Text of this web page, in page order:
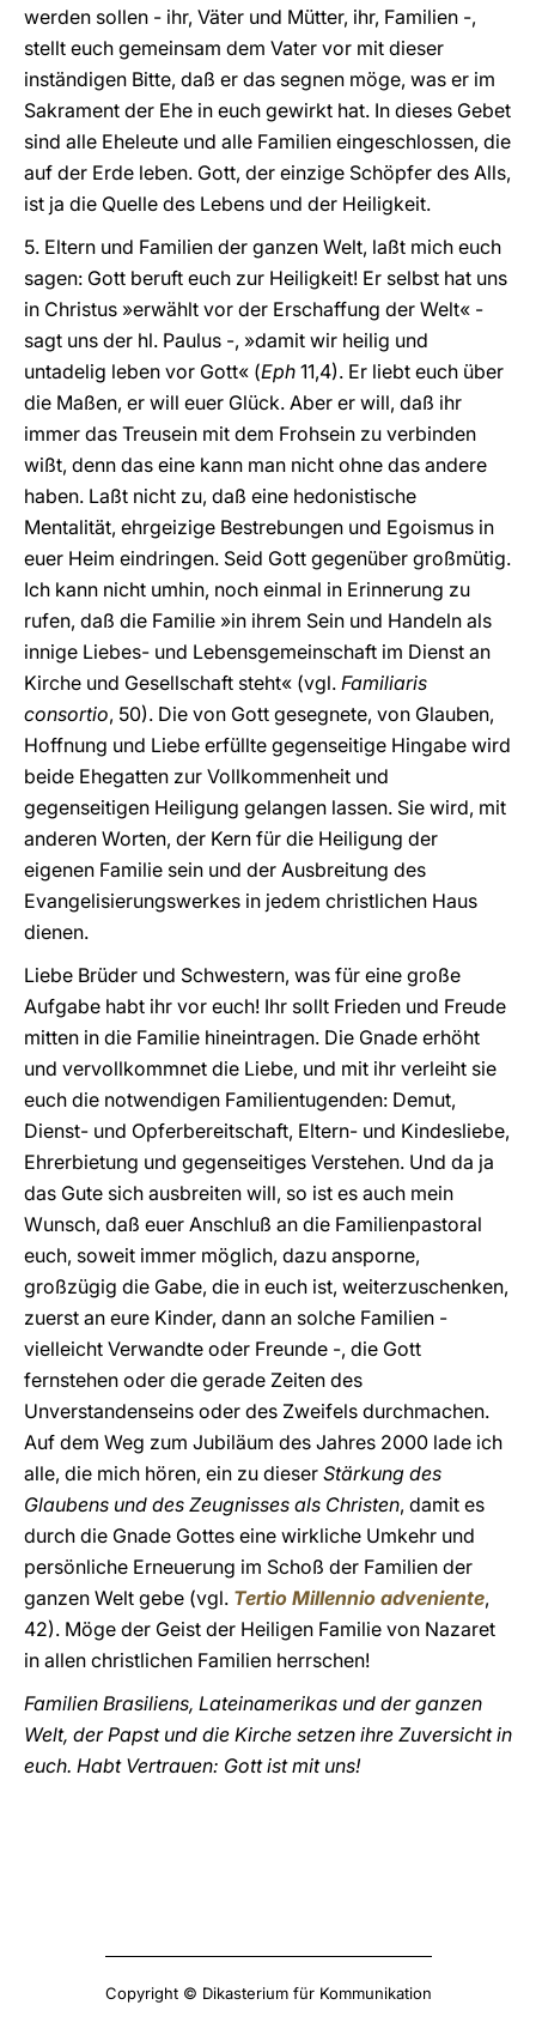
werden sollen - ihr, Väter und Mütter, ihr, Familien -,
stellt euch gemeinsam dem Vater vor mit dieser
inständigen Bitte, daß er das segnen möge, was er im
Sakrament der Ehe in euch gewirkt hat. In dieses Gebet
sind alle Eheleute und alle Familien eingeschlossen, die
auf der Erde leben. Gott, der einzige Schöpfer des Alls,
ist ja die Quelle des Lebens und der Heiligkeit.
5. Eltern und Familien der ganzen Welt, laßt mich euch
sagen: Gott beruft euch zur Heiligkeit! Er selbst hat uns
in Christus »erwählt vor der Erschaffung der Welt« -
sagt uns der hl. Paulus -, »damit wir heilig und
untadelig leben vor Gott« (Eph 11,4). Er liebt euch über
die Maßen, er will euer Glück. Aber er will, daß ihr
immer das Treusein mit dem Frohsein zu verbinden
wißt, denn das eine kann man nicht ohne das andere
haben. Laßt nicht zu, daß eine hedonistische
Mentalität, ehrgeizige Bestrebungen und Egoismus in
euer Heim eindringen. Seid Gott gegenüber großmütig.
Ich kann nicht umhin, noch einmal in Erinnerung zu
rufen, daß die Familie »in ihrem Sein und Handeln als
innige Liebes- und Lebensgemeinschaft im Dienst an
Kirche und Gesellschaft steht« (vgl. Familiaris
consortio, 50). Die von Gott gesegnete, von Glauben,
Hoffnung und Liebe erfüllte gegenseitige Hingabe wird
beide Ehegatten zur Vollkommenheit und
gegenseitigen Heiligung gelangen lassen. Sie wird, mit
anderen Worten, der Kern für die Heiligung der
eigenen Familie sein und der Ausbreitung des
Evangelisierungswerkes in jedem christlichen Haus
dienen.
Liebe Brüder und Schwestern, was für eine große
Aufgabe habt ihr vor euch! Ihr sollt Frieden und Freude
mitten in die Familie hineintragen. Die Gnade erhöht
und vervollkommnet die Liebe, und mit ihr verleiht sie
euch die notwendigen Familientugenden: Demut,
Dienst- und Opferbereitschaft, Eltern- und Kindesliebe,
Ehrerbietung und gegenseitiges Verstehen. Und da ja
das Gute sich ausbreiten will, so ist es auch mein
Wunsch, daß euer Anschluß an die Familienpastoral
euch, soweit immer möglich, dazu ansporne,
großzügig die Gabe, die in euch ist, weiterzuschenken,
zuerst an eure Kinder, dann an solche Familien -
vielleicht Verwandte oder Freunde -, die Gott
fernstehen oder die gerade Zeiten des
Unverstandenseins oder des Zweifels durchmachen.
Auf dem Weg zum Jubiläum des Jahres 2000 lade ich
alle, die mich hören, ein zu dieser Stärkung des
Glaubens und des Zeugnisses als Christen, damit es
durch die Gnade Gottes eine wirkliche Umkehr und
persönliche Erneuerung im Schoß der Familien der
ganzen Welt gebe (vgl. Tertio Millennio adveniente,
42). Möge der Geist der Heiligen Familie von Nazaret
in allen christlichen Familien herrschen!
Familien Brasiliens, Lateinamerikas und der ganzen
Welt, der Papst und die Kirche setzen ihre Zuversicht in
euch. Habt Vertrauen: Gott ist mit uns!
Copyright © Dikasterium für Kommunikation